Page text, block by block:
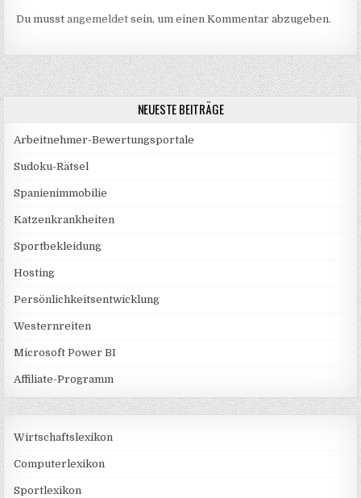
Du musstangemeldet sein, um einen Kommentar abzugeben.
NEUESTE BEITRÄGE
Arbeitnehmer-Bewertungsportale
Sudoku-Rätsel
Spanienimmobilie
Katzenkrankheiten
Sportbekleidung
Hosting
Persönlichkeitsentwicklung
Westernreiten
Microsoft Power BI
Affiliate-Programm
Wirtschaftslexikon
Computerlexikon
Sportlexikon